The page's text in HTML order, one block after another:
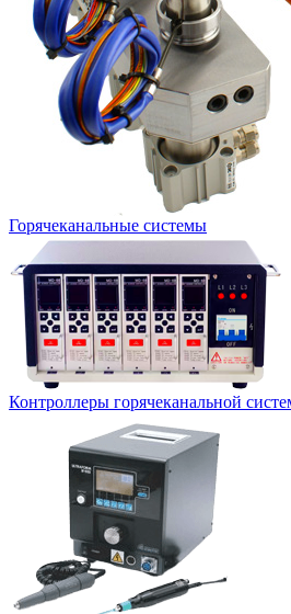
Горячеканальные системы
Контроллеры горячеканальной